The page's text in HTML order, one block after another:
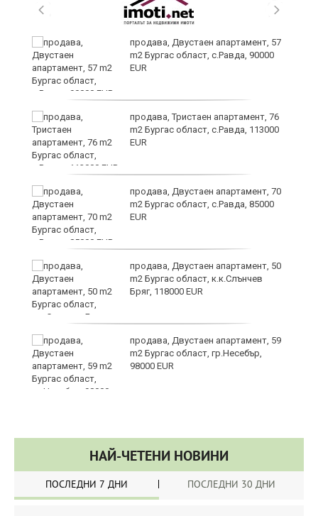
продава, Двустаен апартамент, 57
m2 Бургас област, с.Равда, 90000
EUR
продава, Тристаен апартамент, 76
m2 Бургас област, с.Равда, 113000
EUR
продава, Двустаен апартамент, 70
m2 Бургас област, с.Равда, 85000
EUR
продава, Двустаен апартамент, 50
m2 Бургас област, к.к.Слънчев
Бряг, 118000 EUR
продава, Двустаен апартамент, 59
m2 Бургас област, гр.Несебър,
98000 EUR
НАЙ-ЧЕТЕНИ НОВИНИ
ПОСЛЕДНИ 7 ДНИ ПОСЛЕДНИ 30 ДНИ